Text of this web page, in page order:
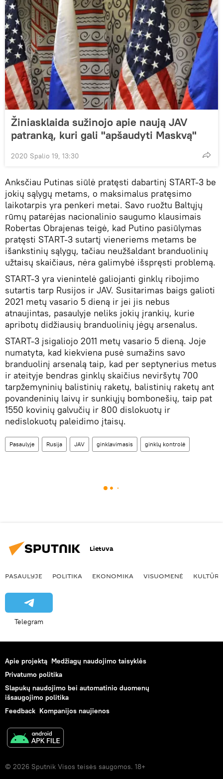
Žiniasklaida sužinojo apie naują JAV
patranką, kuri gali "apšaudyti Maskvą"
2020 Spalio 19, 13:30
Anksčiau Putinas siūlė pratęsti dabartinį START-3 be
jokių sąlygų metams, o maksimalus pratęsimo
laikotarpis yra penkeri metai. Savo ruožtu Baltųjų
rūmų patarėjas nacionalinio saugumo klausimais
Robertas Obrajenas teigė, kad Putino pasiūlymas
pratęsti START-3 sutartį vieneriems metams be
išankstinių sąlygų, tačiau neužšaldant branduolinių
užtaisų skaičiaus, nėra galimybė išspręsti problemą.
START-3 yra vienintelė galiojanti ginklų ribojimo
sutartis tarp Rusijos ir JAV. Susitarimas baigs galioti
2021 metų vasario 5 dieną ir jei jis nebus
atnaujintas, pasaulyje neliks jokių įrankių, kurie
apribotų didžiausių branduolinių jėgų arsenalus.
START-3 įsigaliojo 2011 metų vasario 5 dieną. Joje
numatyta, kad kiekviena pusė sumažins savo
branduolinį arsenalą taip, kad per septynerius metus
ir ateityje bendras ginklų skaičius neviršytų 700
tarpžemyninių balistinių raketų, balistinių raketų ant
povandeninių laivų ir sunkiųjų bombonešių, taip pat
1550 kovinių galvučių ir 800 dislokuotų ir
nedislokuotų paleidimo įtaisų.
Pasaulyje Rusija JAV ginklavimasis ginklų kontrolė
Lietuva
PASAULYJE POLITIKA EKONOMIKA VISUOMENĖ KULTŪRA
Telegram
Apie projektą Medžiagų naudojimo taisyklės
Privatumo politika
Slapukų naudojimo bei automatinio duomenų
išsaugojimo politika
Feedback Kompanijos naujienos
© 2026 Sputnik Visos teisės saugomos. 18+